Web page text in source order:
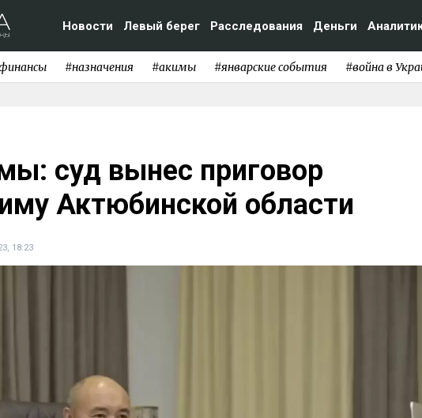
Новости Левый берег Расследования Деньги
#назначения #акимы #январские события #война в
суд вынес приговор
Актюбинской области
18:23